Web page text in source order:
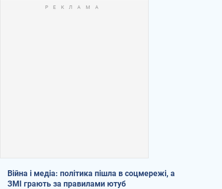
Війна і медіа: політика пішла в соцмережі, а
ЗМІ грають за правилами ютуб